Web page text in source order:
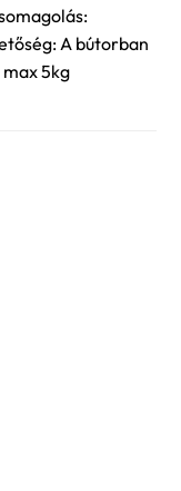
A bútorban
5kg